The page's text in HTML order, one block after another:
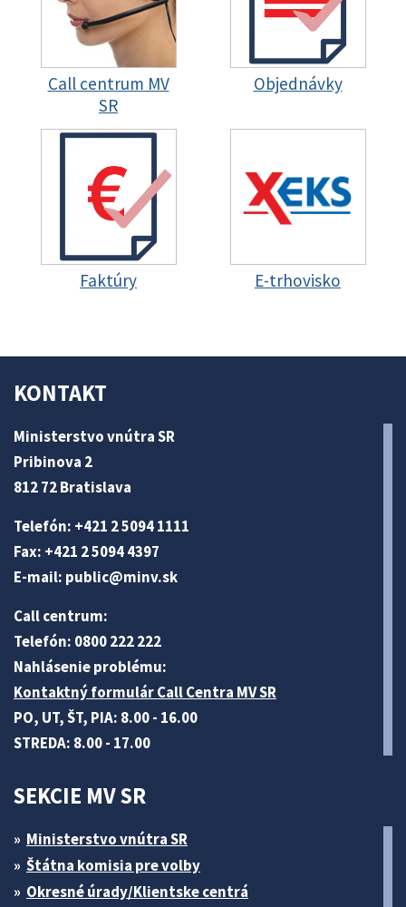
Call centrum MV
SR
Objednávky
Faktúry E-trhovisko
KONTAKT
Ministerstvo vnútra SR
Pribinova 2
812 72 Bratislava
Telefón: +421 2 5094 1111
Fax: +421 2 5094 4397
E-mail: public@minv.sk
Call centrum:
Telefón: 0800 222 222
Nahlásenie problému:
Kontaktný formulár Call Centra MV SR
PO, UT, ŠT, PIA: 8.00 - 16.00
STREDA: 8.00 - 17.00
SEKCIE MV SR
Ministerstvo vnútra SR
Štátna komisia pre volby
Okresné úrady/Klientske centrá